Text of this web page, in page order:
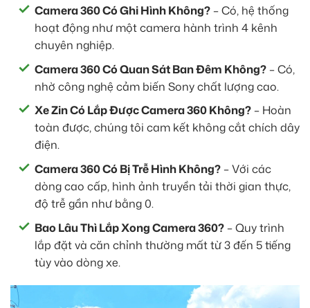
Camera 360 Có Ghi Hình Không? – Có, hệ thống
hoạt động như một camera hành trình 4 kênh
chuyên nghiệp.
Camera 360 Có Quan Sát Ban Đêm Không? – Có,
nhờ công nghệ cảm biến Sony chất lượng cao.
Xe Zin Có Lắp Được Camera 360 Không? – Hoàn
toàn được, chúng tôi cam kết không cắt chích dây
điện.
Camera 360 Có Bị Trễ Hình Không? – Với các
dòng cao cấp, hình ảnh truyền tải thời gian thực,
độ trễ gần như bằng 0.
Bao Lâu Thì Lắp Xong Camera 360? – Quy trình
lắp đặt và căn chỉnh thường mất từ 3 đến 5 tiếng
tùy vào dòng xe.